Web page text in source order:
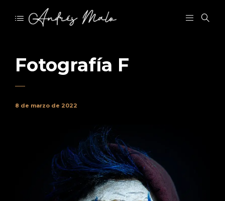
Fotografía F
8 de marzo de 2022